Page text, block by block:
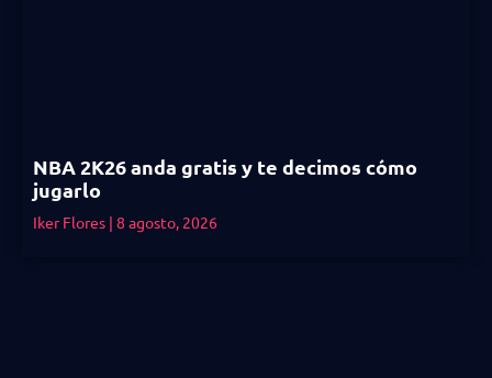
NBA 2K26 anda gratis y te decimos cómo
jugarlo
Iker Flores 8 agosto, 2026